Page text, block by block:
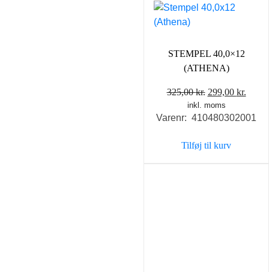
STEMPEL 40,0×12
(ATHENA)
325,00kr. Den
oprindelige
pris
325,00 kr..
299,00 kr.
pris
inkl. moms
Varenr: 410480302001
Tilføj til kurv